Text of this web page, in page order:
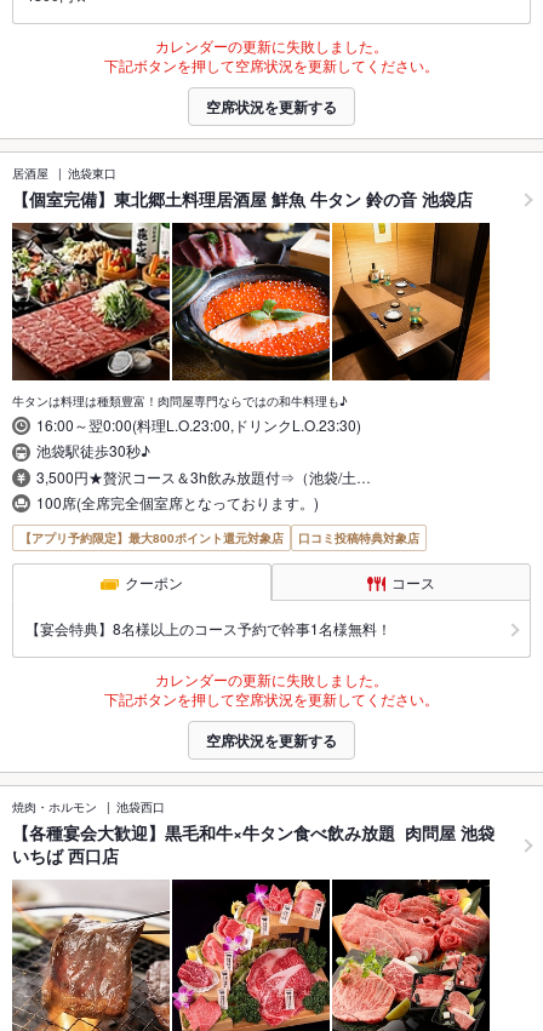
カレンダーの更新に失敗しました。
下記ボタンを押して空席状況を更新してください。
空席状況を更新する
居酒屋 池袋東口
【個室完備】東北郷土料理居酒屋 鮮魚 牛タン 鈴の音 池袋店
牛タンは料理は種類豊富！肉問屋専門ならではの和牛料理も♪
16:00～翌0:00(料理L.O.23:00,ドリンクL.O.23:30)
池袋駅徒歩30秒♪
3,500円★贅沢コース＆3h飲み放題付⇒（池袋/土…
100席(全席完全個室席となっております。)
【アプリ予約限定】最大800ポイント還元対象店 口コミ投稿特典対象店
クーポン コース
【宴会特典】8名様以上のコース予約で幹事1名様無料！
カレンダーの更新に失敗しました。
下記ボタンを押して空席状況を更新してください。
空席状況を更新する
焼肉・ホルモン 池袋西口
【各種宴会大歓迎】黒毛和牛×牛タン食べ飲み放題 肉問屋 池袋
いちば 西口店